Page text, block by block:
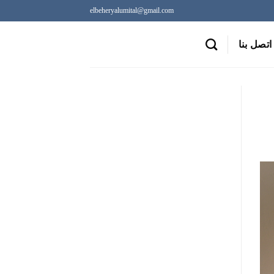
elbeheryalumital@gmail.com
اتصل بنا